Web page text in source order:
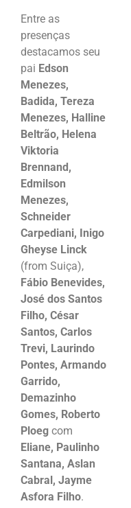
Entre as
presenças
destacamos seu
pai Edson
Menezes,
Badida, Tereza
Menezes, Halline
Beltrão, Helena
Viktoria
Brennand,
Edmilson
Menezes,
Schneider
Carpediani, Inigo
Gheyse Linck
(from Suiça),
Fábio Benevides,
José dos Santos
Filho, César
Santos, Carlos
Trevi, Laurindo
Pontes, Armando
Garrido,
Demazinho
Gomes, Roberto
Ploeg com
Eliane, Paulinho
Santana, Aslan
Cabral, Jayme
Asfora Filho.